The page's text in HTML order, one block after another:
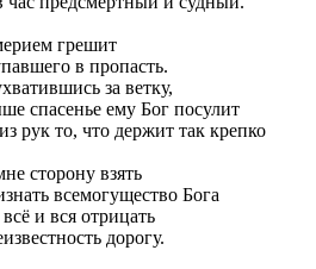
грешит
в пропасть.
за ветку,
спасенье ему Бог посулит
рук то, что держит так крепко
сторону взять
всемогущество Бога
и вся отрицать
дорогу.